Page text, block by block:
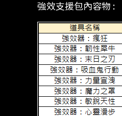
強效支援包內容物 :